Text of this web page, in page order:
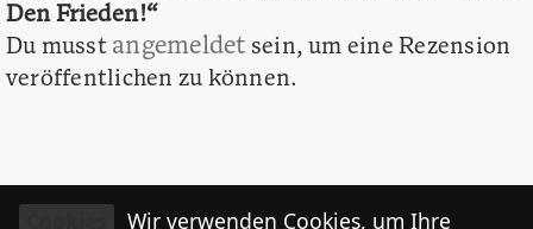
Den Frieden!“
Du musst angemeldet sein, um eine Rezension
veröffentlichen zu können.
Wir verwenden Cookies, um Ihre